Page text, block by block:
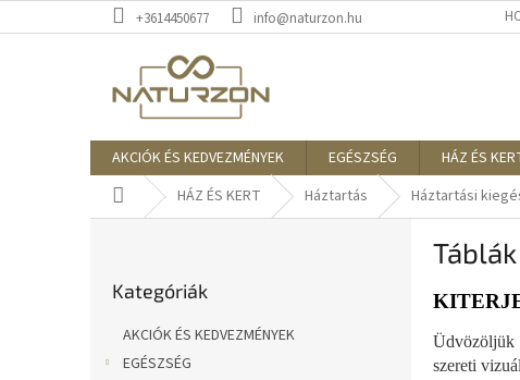
a
+3614450677 info@naturzon.hu
AKCIÓK ÉS KEDVEZMÉNYEK EGÉSZSÉG HÁZ ÉS
KezdőlapHÁZ ÉS KERT Háztartás Háztartási
átugrása
Kategóriák
AKCIÓK ÉS KEDVEZMÉNYEK
EGÉSZSÉG
Táblák
Üdvözöljük
szereti